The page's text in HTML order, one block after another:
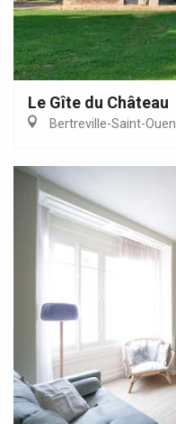
Le Gîte du Château
Bertreville-Saint-Ouen